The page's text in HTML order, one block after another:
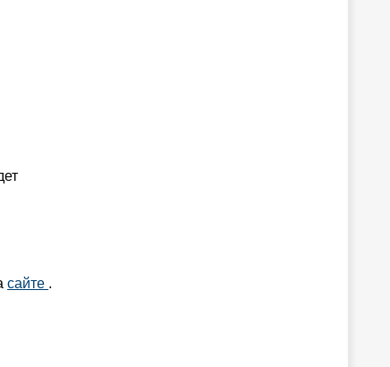
сайте .